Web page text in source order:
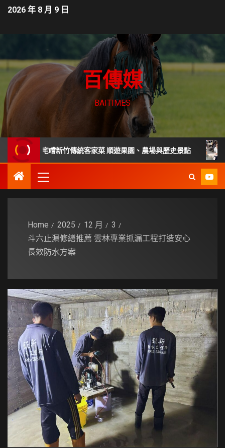
2026 年 8 月 9 日
百傳媒
BAITIMES
宅嚐新竹傳統客家菜 順遊果園、農場與歷史景點 家庭
Home 2025 12 月
3
斗六止漏修繕推薦 雲林專業抓漏工程打造安心
長效防水方案